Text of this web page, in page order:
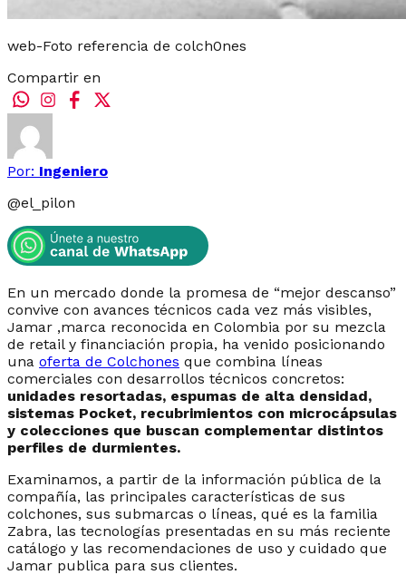
web-Foto referencia de colch0nes
Compartir en
Por: Ingeniero
@el_pilon
En un mercado donde la promesa de “mejor descanso”
convive con avances técnicos cada vez más visibles,
Jamar ,marca reconocida en Colombia por su mezcla
de retail y financiación propia, ha venido posicionando
una oferta de Colchones que combina líneas
comerciales con desarrollos técnicos concretos:
unidades resortadas, espumas de alta densidad,
sistemas Pocket, recubrimientos con microcápsulas
y colecciones que buscan complementar distintos
perfiles de durmientes.
Examinamos, a partir de la información pública de la
compañía, las principales características de sus
colchones, sus submarcas o líneas, qué es la familia
Zabra, las tecnologías presentadas en su más reciente
catálogo y las recomendaciones de uso y cuidado que
Jamar publica para sus clientes.